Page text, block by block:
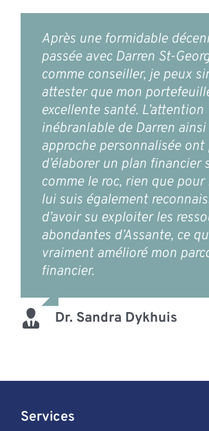
Après une formidable
passée avec Darren St-
comme conseiller, je peux
attester que mon
excellente santé. L’attention
inébranlable de Darren
approche personnalisée ont
d’élaborer un plan financier
comme le roc, rien que pour
lui suis également
d’avoir su exploiter les
abondantes d’Assante, ce
vraiment amélioré mon
financier.
Dr. Sandra Dykhuis
Services